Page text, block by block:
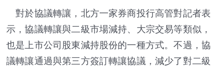
對於協議轉讓，北方一家券商投行高管對記者表
示，協議轉讓與二級市場減持、大宗交易等類似，
也是上市公司股東減持股份的一種方式。不過，協
議轉讓通過與第三方簽訂轉讓協議，減少了對二級